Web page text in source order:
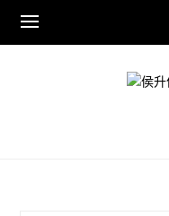
content